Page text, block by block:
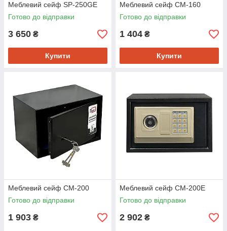
Меблевий сейф SP-250GE
Готово до відправки
3 650 ₴
Купити
Меблевий сейф СМ-160
Готово до відправки
1 404 ₴
Купити
Меблевий сейф СМ-200
Готово до відправки
1 903 ₴
Меблевий сейф СМ-200Е
Готово до відправки
2 902 ₴